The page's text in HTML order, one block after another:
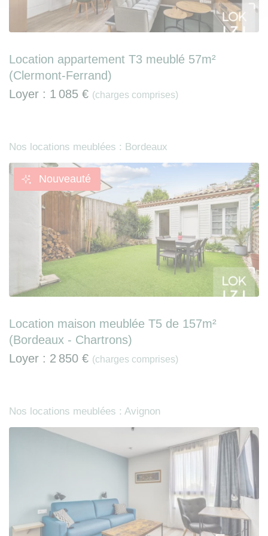
Location appartement T3 meublé 57m²
(Clermont-Ferrand)
Loyer : 1 085 € (charges comprises)
Nos locations meublées : Bordeaux
Nouveauté
Location maison meublée T5 de 157m²
(Bordeaux - Chartrons)
Loyer : 2 850 € (charges comprises)
Nos locations meublées : Avignon